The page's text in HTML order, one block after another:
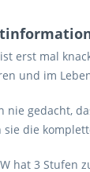
erst mal
und im
nie gedacht,
sie die
hat 3 Stufen